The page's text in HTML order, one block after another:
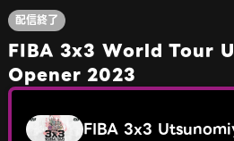
配信終了
FIBA 3x3 World Tour
Opener 2023
FIBA 3x3